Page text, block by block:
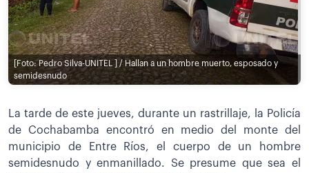
[Foto: Pedro Silva-UNITEL ] / Hallan a un hombre muerto, esposado y
semidesnudo
La tarde de este jueves, durante un rastrillaje, la Policía
de Cochabamba encontró en medio del monte del
municipio de Entre Ríos, el cuerpo de un hombre
semidesnudo y enmanillado. Se presume que sea el